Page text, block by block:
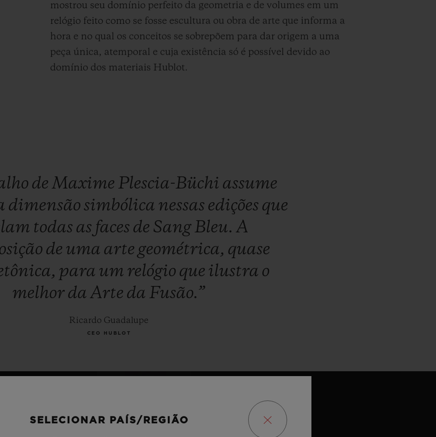
mostrou seu domínio perfeito da geometria e de volumes em um
relógio feito como se fosse escultura ou obra de arte que informa a
hora e no qual os conceitos se sobrepõem para dar origem a uma
peça única, atemporal e cuja existência só é possível devido ao
domínio dos materiais Hublot.
deMaxime Plescia-Büchi assume
dimensão simbólica nessas edições que
todas as faces de SangBleu. A
de uma arte geométrica, quase
para um relógio que ilustra o
melhor daArte da Fusão.”
Ricardo Guadalupe
CEO HUBLOT
SELECIONAR PAÍS/REGIÃO